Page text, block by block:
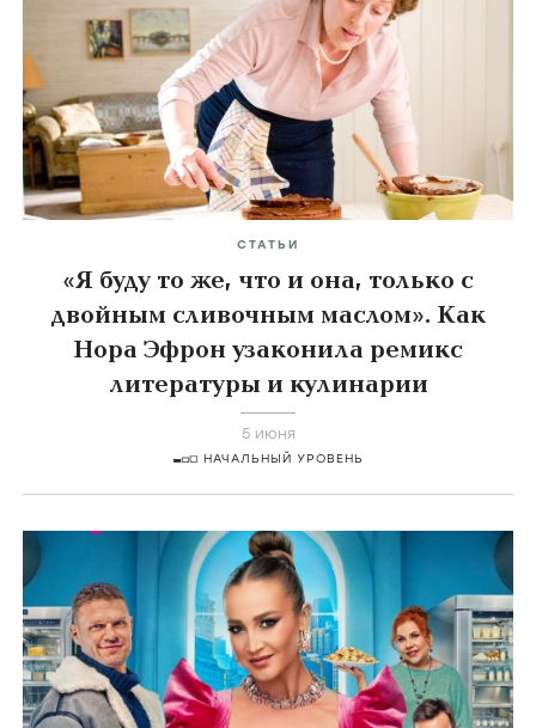
СТАТЬИ
«Я буду то же, что и она, только с
двойным сливочным маслом». Как
Нора Эфрон узаконила ремикс
литературы и кулинарии
5 июня
НАЧАЛЬНЫЙ УРОВЕНЬ